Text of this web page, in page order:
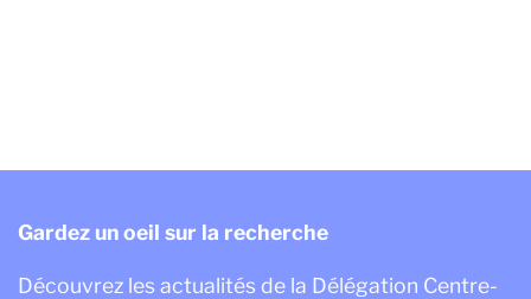
Gardez un oeil sur la recherche
Découvrez les actualités de la Délégation Centre-